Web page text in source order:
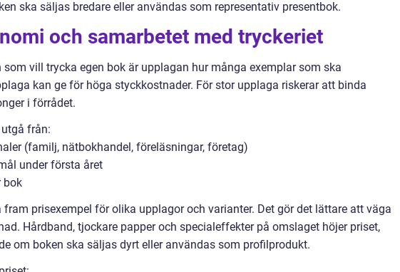
ska säljas bredare eller användas som representativ presentbok.
och samarbetet med tryckeriet
som vill trycka egen bok är upplagan hur många exemplar som ska
kan ge för höga styckkostnader. För stor upplaga riskerar att binda
i förrådet.
från:
(familj, nätbokhandel, föreläsningar, företag)
under första året
bok
fram prisexempel för olika upplagor och varianter. Det gör det lättare att väga
Hårdband, tjockare papper och specialeffekter på omslaget höjer priset,
om boken ska säljas dyrt eller användas som profilprodukt.